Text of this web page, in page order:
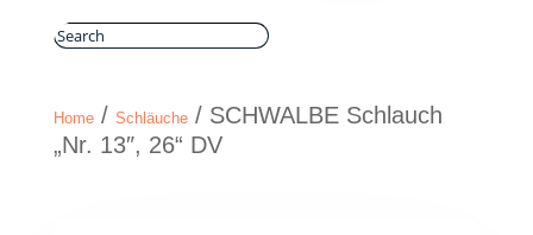
Home/ Schläuche/ SCHWALBE Schlauch
„Nr. 13″, 26“ DV